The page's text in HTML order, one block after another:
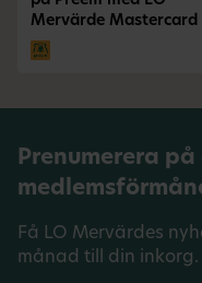
Mervärde Mastercard
Prenumerera på
Få LO Mervärdes
månad till din inkorg.